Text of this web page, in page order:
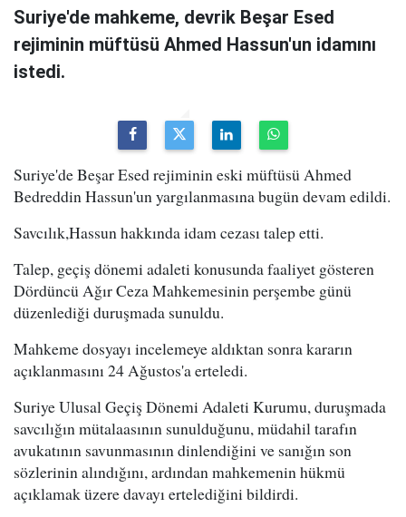
Suriye'de mahkeme, devrik Beşar Esed
rejiminin müftüsü Ahmed Hassun'un idamını
istedi.
Suriye'de Beşar Esed rejiminin eski müftüsü Ahmed
Bedreddin Hassun'un yargılanmasına bugün devam edildi.
Savcılık,Hassun hakkında idam cezası talep etti.
Talep, geçiş dönemi adaleti konusunda faaliyet gösteren
Dördüncü Ağır Ceza Mahkemesinin perşembe günü
düzenlediği duruşmada sunuldu.
Mahkeme dosyayı incelemeye aldıktan sonra kararın
açıklanmasını 24 Ağustos'a erteledi.
Suriye Ulusal Geçiş Dönemi Adaleti Kurumu, duruşmada
savcılığın mütalaasının sunulduğunu, müdahil tarafın
avukatının savunmasının dinlendiğini ve sanığın son
sözlerinin alındığını, ardından mahkemenin hükmü
açıklamak üzere davayı ertelediğini bildirdi.